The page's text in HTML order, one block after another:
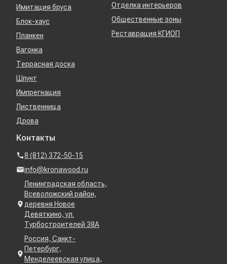
Имитация бруса
Блок-хаус
Планкен
Вагонка
Террасная доска
Шпунт
Импрегнация
Лиственница
Дрова
Отделка интерьеров
Общественные зоны
Реставрация КГИОП
Контакты
8 (812) 372-50-15
info@kronawood.ru
Ленинградская область,
Всеволожский район,
деревня Новое
Девяткино, ул.
Турбостроителей 38А
Россия, Санкт-
Петербург,
Менделеевская улица,